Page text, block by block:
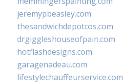
jeremypbeasley.com
thesandwichdepotcos.com
drgiggleshouseofpain.com
hotflashdesigns.com
garagenadeau.com
lifestylechauffeurservice.com